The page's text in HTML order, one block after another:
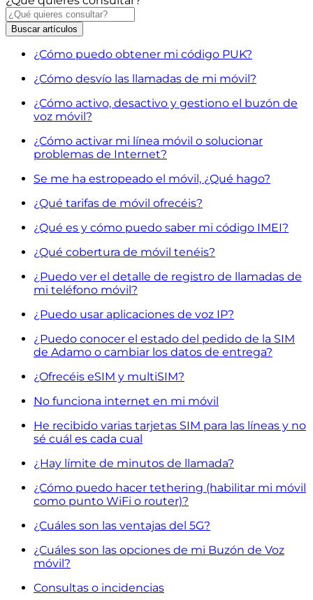
Buscar artículos
¿Cómo puedo obtener mi código PUK?
¿Cómo desvío las llamadas de mi móvil?
¿Cómo activo, desactivo y gestiono el buzón de
voz móvil?
¿Cómo activar mi línea móvil o solucionar
problemas de Internet?
Se me ha estropeado el móvil, ¿Qué hago?
¿Qué tarifas de móvil ofrecéis?
¿Qué es y cómo puedo saber mi código IMEI?
¿Qué cobertura de móvil tenéis?
¿Puedo ver el detalle de registro de llamadas de
mi teléfono móvil?
¿Puedo usar aplicaciones de voz IP?
¿Puedo conocer el estado del pedido de la SIM
de Adamo o cambiar los datos de entrega?
¿Ofrecéis eSIM y multiSIM?
No funciona internet en mi móvil
He recibido varias tarjetas SIM para las líneas y no
sé cuál es cada cual
¿Hay límite de minutos de llamada?
¿Cómo puedo hacer tethering (habilitar mi móvil
como punto WiFi o router)?
¿Cuáles son las ventajas del 5G?
¿Cuáles son las opciones de mi Buzón de Voz
móvil?
Consultas o incidencias